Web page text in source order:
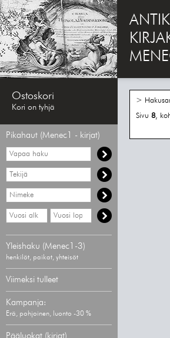
Ostoskori
Kori on tyhjä
Pikahaut (Menec1 - kirjat)
Vapaa
haku
Hae
tekijää
Hae
nimekettä
Hae
vähimmäisvuosi
Hae
enimmäisvuosi
Yleishaku (Menec1-3)
henkilöt, paikat, yhteisöt
Viimeksi tulleet
Kampanja:
Erä, pohjoinen, luonto -30 %
Pääluokat (kirjat)
>
Sivu 8,